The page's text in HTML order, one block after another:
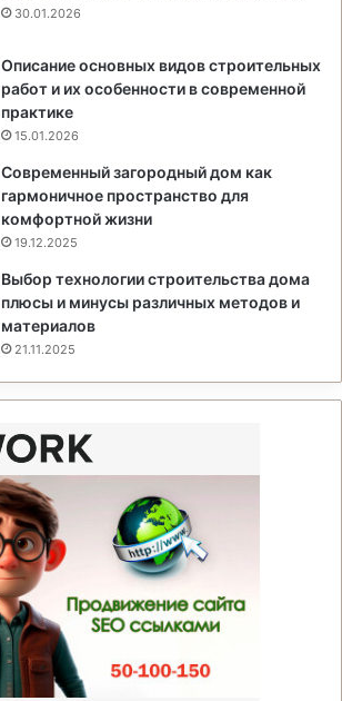
30.01.2026
Описание основных видов строительных
работ и их особенности в современной
практике
15.01.2026
Современный загородный дом как
гармоничное пространство для
комфортной жизни
19.12.2025
Выбор технологии строительства дома
плюсы и минусы различных методов и
материалов
21.11.2025